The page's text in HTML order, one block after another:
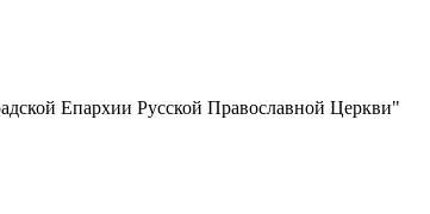
Eпархии Русской Православной Церкви"